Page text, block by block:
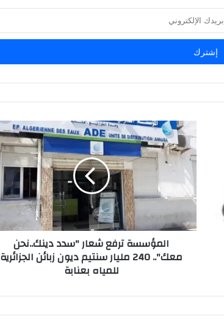
المؤسسة ترفع شعار "سدد دينك..نحن
معك".. 240 مليار سنتيم ديون زبائن الجزائرية
للمياه بعنابة